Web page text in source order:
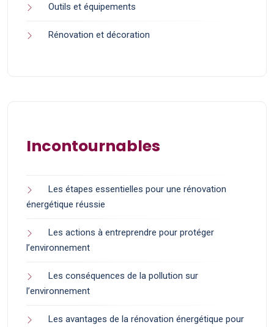
Outils et équipements
Rénovation et décoration
Incontournables
Les étapes essentielles pour une rénovation
énergétique réussie
Les actions à entreprendre pour protéger
l’environnement
Les conséquences de la pollution sur
l’environnement
Les avantages de la rénovation énergétique pour